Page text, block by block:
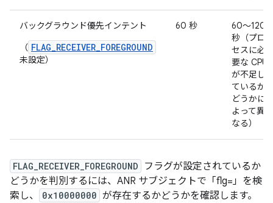
バックグラウンド優先インテント
（ FLAG_RECEIVER_FOREGROUND
未設定）
60 秒
60～120
秒（プロ
セスに必
要な CPU
が不足し
ているか
どうかに
よって異
なる）
FLAG_RECEIVER_FOREGROUND
フラグが設定されているか
どうかを判別するには、ANR サブジェクトで「flg=」を検
索し、
0x10000000 が存在するかどうかを確認します。